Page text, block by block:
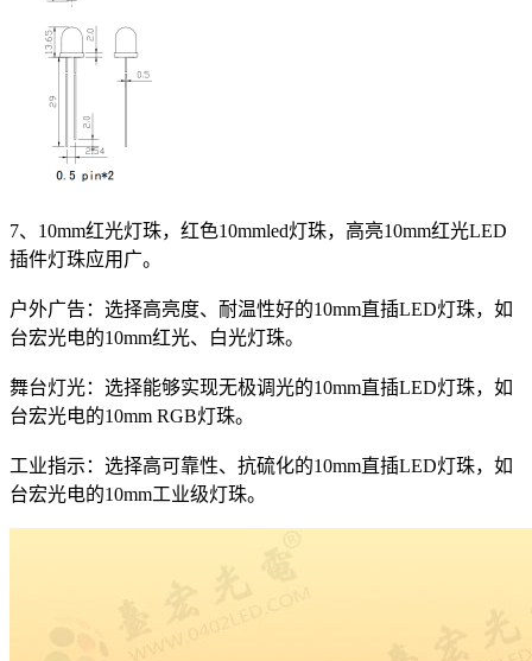
7、10mm红光灯珠，红色10mmled灯珠，高亮10mm红光LED
插件灯珠应用广。
户外广告：选择高亮度、耐温性好的10mm直插LED灯珠，如
台宏光电的10mm红光、白光灯珠。
舞台灯光：选择能够实现无极调光的10mm直插LED灯珠，如
台宏光电的10mm RGB灯珠。
工业指示：选择高可靠性、抗硫化的10mm直插LED灯珠，如
台宏光电的10mm工业级灯珠。